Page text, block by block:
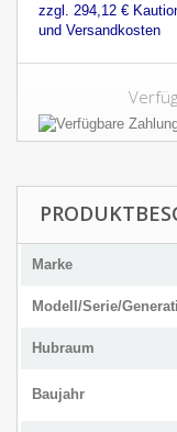
zzgl. 294,12 €
und Versandkosten
Marke
Modell/Serie/
Hubraum
Baujahr